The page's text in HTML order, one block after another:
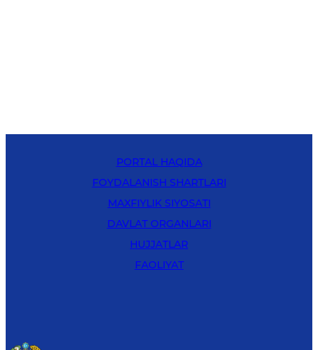
PORTAL HAQIDA
FOYDALANISH SHARTLARI
MAXFIYLIK SIYOSATI
DAVLAT ORGANLARI
HUJJATLAR
FAOLIYAT